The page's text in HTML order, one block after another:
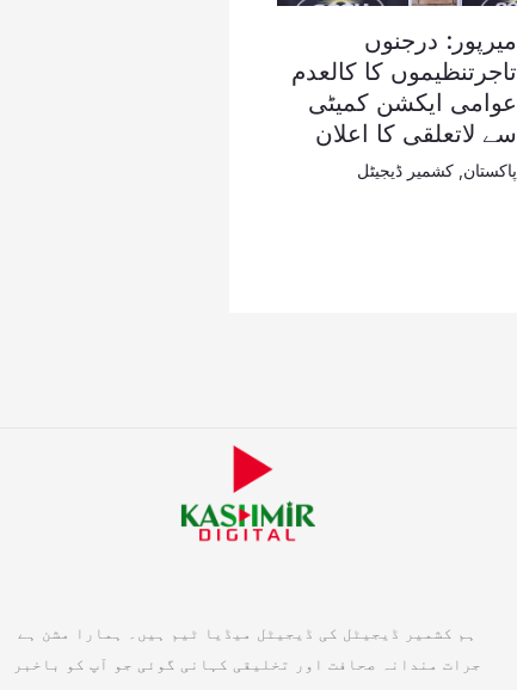
میرپور: درجنوں
تاجرتنظیموں کا کالعدم
عوامی ایکشن کمیٹی
سے لاتعلقی کا اعلان
پاکستان کشمیر ڈیجیٹل
ہم کشمیر ڈیجیٹل کی ڈیجیٹل میڈیا ٹیم ہیں۔ ہمارا مشن ہے
جرات مندانہ صحافت اور تخلیقی کہانی گوئی جو آپ کو باخبر